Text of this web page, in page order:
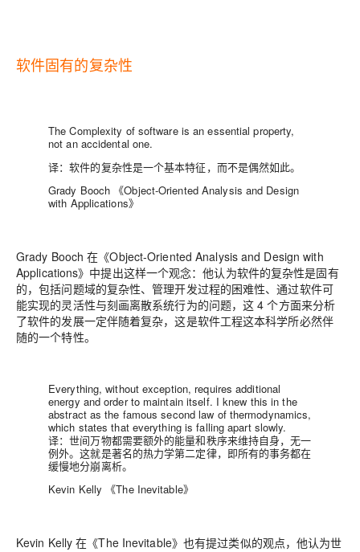
软件固有的复杂性
The Complexity of software is an essential property,
not an accidental one.
译：软件的复杂性是一个基本特征，而不是偶然如此。
Grady Booch 《Object-Oriented Analysis and Design
with Applications》
Grady Booch 在《Object-Oriented Analysis and Design with
Applications》中提出这样一个观念：他认为软件的复杂性是固有
的，包括问题域的复杂性、管理开发过程的困难性、通过软件可
能实现的灵活性与刻画离散系统行为的问题，这 4 个方面来分析
了软件的发展一定伴随着复杂，这是软件工程这本科学所必然伴
随的一个特性。
Everything, without exception, requires additional
energy and order to maintain itself. I knew this in the
abstract as the famous second law of thermodynamics,
which states that everything is falling apart slowly.
译：世间万物都需要额外的能量和秩序来维持自身，无一
例外。这就是著名的热力学第二定律，即所有的事务都在
缓慢地分崩离析。
Kevin Kelly 《The Inevitable》
Kevin Kelly 在《The Inevitable》也有提过类似的观点，他认为世